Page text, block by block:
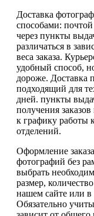
Доставка
способами:
через пункты
различаться в
веса заказа.
удобный способ,
дороже. Доставка
подходящий для
дней. пункты
получения
к графику работы
отделений.
Оформление
фотографий без
выбрать
размер,
нашем сайте или
Обязательно